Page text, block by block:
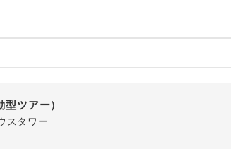
ツアー）
スタワー